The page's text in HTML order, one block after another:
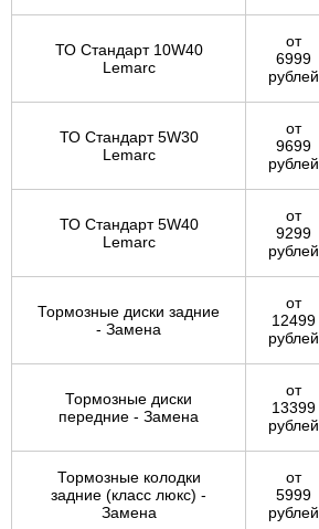
ТО Стандарт 10W40
Lemarc
от
6999
рублей
ТО Стандарт 5W30
Lemarc
от
9699
рублей
ТО Стандарт 5W40
Lemarc
от
9299
рублей
Тормозные диски задние
- Замена
от
12499
рублей
Тормозные диски
передние - Замена
от
13399
рублей
Тормозные колодки
задние (класс люкс) -
Замена
от
5999
рублей